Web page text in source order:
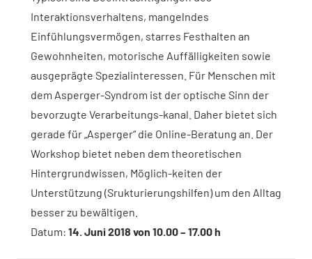
Interaktionsverhaltens, mangelndes
Einfühlungsvermögen, starres Festhalten an
Gewohnheiten, motorische Auffälligkeiten sowie
ausgeprägte Spezialinteressen. Für Menschen mit
dem Asperger-Syndrom ist der optische Sinn der
bevorzugte Verarbeitungs-kanal. Daher bietet sich
gerade für „Asperger“ die Online-Beratung an. Der
Workshop bietet neben dem theoretischen
Hintergrundwissen, Möglich-keiten der
Unterstützung (Srukturierungshilfen) um den Alltag
besser zu bewältigen.
Datum: 14. Juni 2018 von 10.00 – 17.00 h